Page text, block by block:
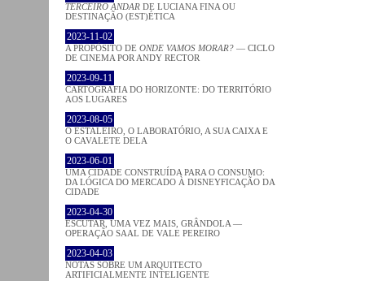
TERCEIRO ANDAR DE LUCIANA FINA OU
DESTINAÇÃO (EST)ÉTICA
2023-11-02
A PROPÓSITO DE ONDE VAMOS MORAR? — CICLO
DE CINEMA POR ANDY RECTOR
2023-09-11
CARTOGRAFIA DO HORIZONTE: DO TERRITÓRIO
AOS LUGARES
2023-08-05
O ESTALEIRO, O LABORATÓRIO, A SUA CAIXA E
O CAVALETE DELA
2023-06-01
UMA CIDADE CONSTRUÍDA PARA O CONSUMO:
DA LÓGICA DO MERCADO À DISNEYFICAÇÃO DA
CIDADE
2023-04-30
ESCUTAR, UMA VEZ MAIS, GRÂNDOLA —
OPERAÇÃO SAAL DE VALE PEREIRO
2023-04-03
NOTAS SOBRE UM ARQUITECTO
ARTIFICIALMENTE INTELIGENTE